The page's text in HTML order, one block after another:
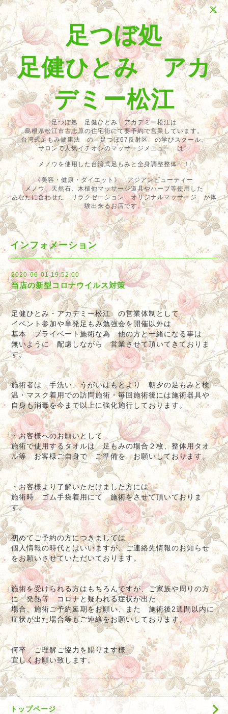
足つぼ処
足健ひとみ アカ
デミー松江
足つぼ処 足健ひとみ アカデミー松江は
島根県松江市古志原の住宅街にて要予約で営業しています。
台湾式足もみ健康法 の 足つぼ67反射区 の学びスクール。
サロンで人気イチオシのマッサージメニュー は
メノウを使用した台湾式足もみと全身調整整体 ！
《美容・健康・ダイエット》 アジアンビューティー
メノウ、天然石、木槌他マッサージ道具やハーブ等使用した
あなたに合わせた リラクゼーション オリジナルマッサージ が体
験出来るお店です。
インフォメーション
2020-06-01 19:52:00
当店の新型コロナウイルス対策
足健ひとみ・アカデミー松江 の営業体制として
イベント参加や単発足もみ勉強会を開催以外は
基本 プライベート施術な為 他の方と一緒になる事は
無いように 配慮しながら 営業させて頂いてきておりま
す。
施術者は 手洗い、うがいはもとより 朝夕の足もみと検
温・マスク着用での訪問施術・毎回施術後には施術器具や
自身も消毒を今まで以上に強化施行しております。
・お客様へのお願いとして
施術で使用するタオルは 足もみの場合２枚、整体用タオ
ル等 お客様ご自身で ご準備を お願いしております。
・お客様より了解いただけました方には
施術時 ゴム手袋着用にて 施術をさせて頂いておりま
す。
初めてご予約の方につきましては
個人情報の時代とはいいますが、ご連絡先情報のお知らせ
をお願いさせていただいております。
施術を受けられる方はもちろんですが、ご家族や周りの方
に 発熱等 コロナと疑われる症状が出た
場合、施術ご予約延期をお願い、また 施術後2週間以内に
症状が出た場合等もご連絡をお願いしております。
何卒 ご理解ご協力を賜ります様
宜しくお願い致します。
トップページ